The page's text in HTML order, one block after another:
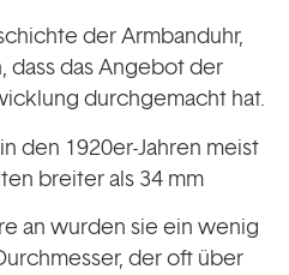
der Armbanduhr,
dass das Angebot der
durchgemacht hat.
den 1920er-Jahren meist
breiter als 34 mm
an wurden sie ein wenig
der oft über